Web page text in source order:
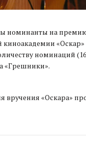
номинанты на
«Оскар»
номинаций
«Грешники».
вручения «Оскара»